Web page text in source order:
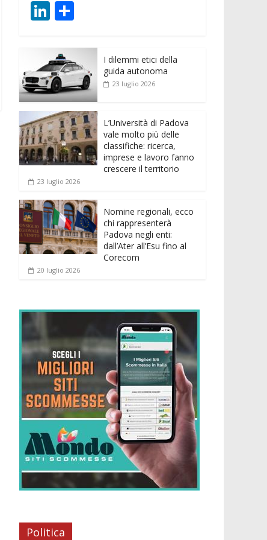
ac
e
b
o
o
k
er
A
p
n
g
t
Li
k
e
dI
n
n
di
vi
di
I dilemmi etici della
guida autonoma
23 luglio 2026
L’Università di Padova
vale molto più delle
classifiche: ricerca,
imprese e lavoro fanno
crescere il territorio
23 luglio 2026
Nomine regionali, ecco
chi rappresenterà
Padova negli enti:
dall’Ater all’Esu fino al
Corecom
20 luglio 2026
Politica